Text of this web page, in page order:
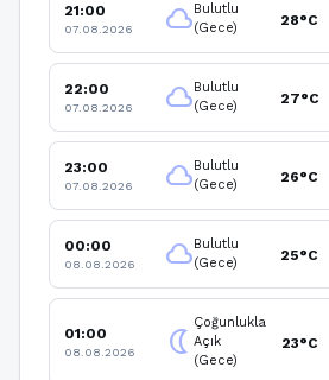
21:00
07.08.2026 cloudBulutlu
(Gece)
28°C
22:00
07.08.2026 cloudBulutlu
(Gece)
27°C
23:00
07.08.2026 cloudBulutlu
(Gece)
26°C
00:00
08.08.2026 cloudBulutlu
(Gece)
25°C
01:00
08.08.2026 nightlight
Çoğunlukla
Açık
(Gece)
23°C